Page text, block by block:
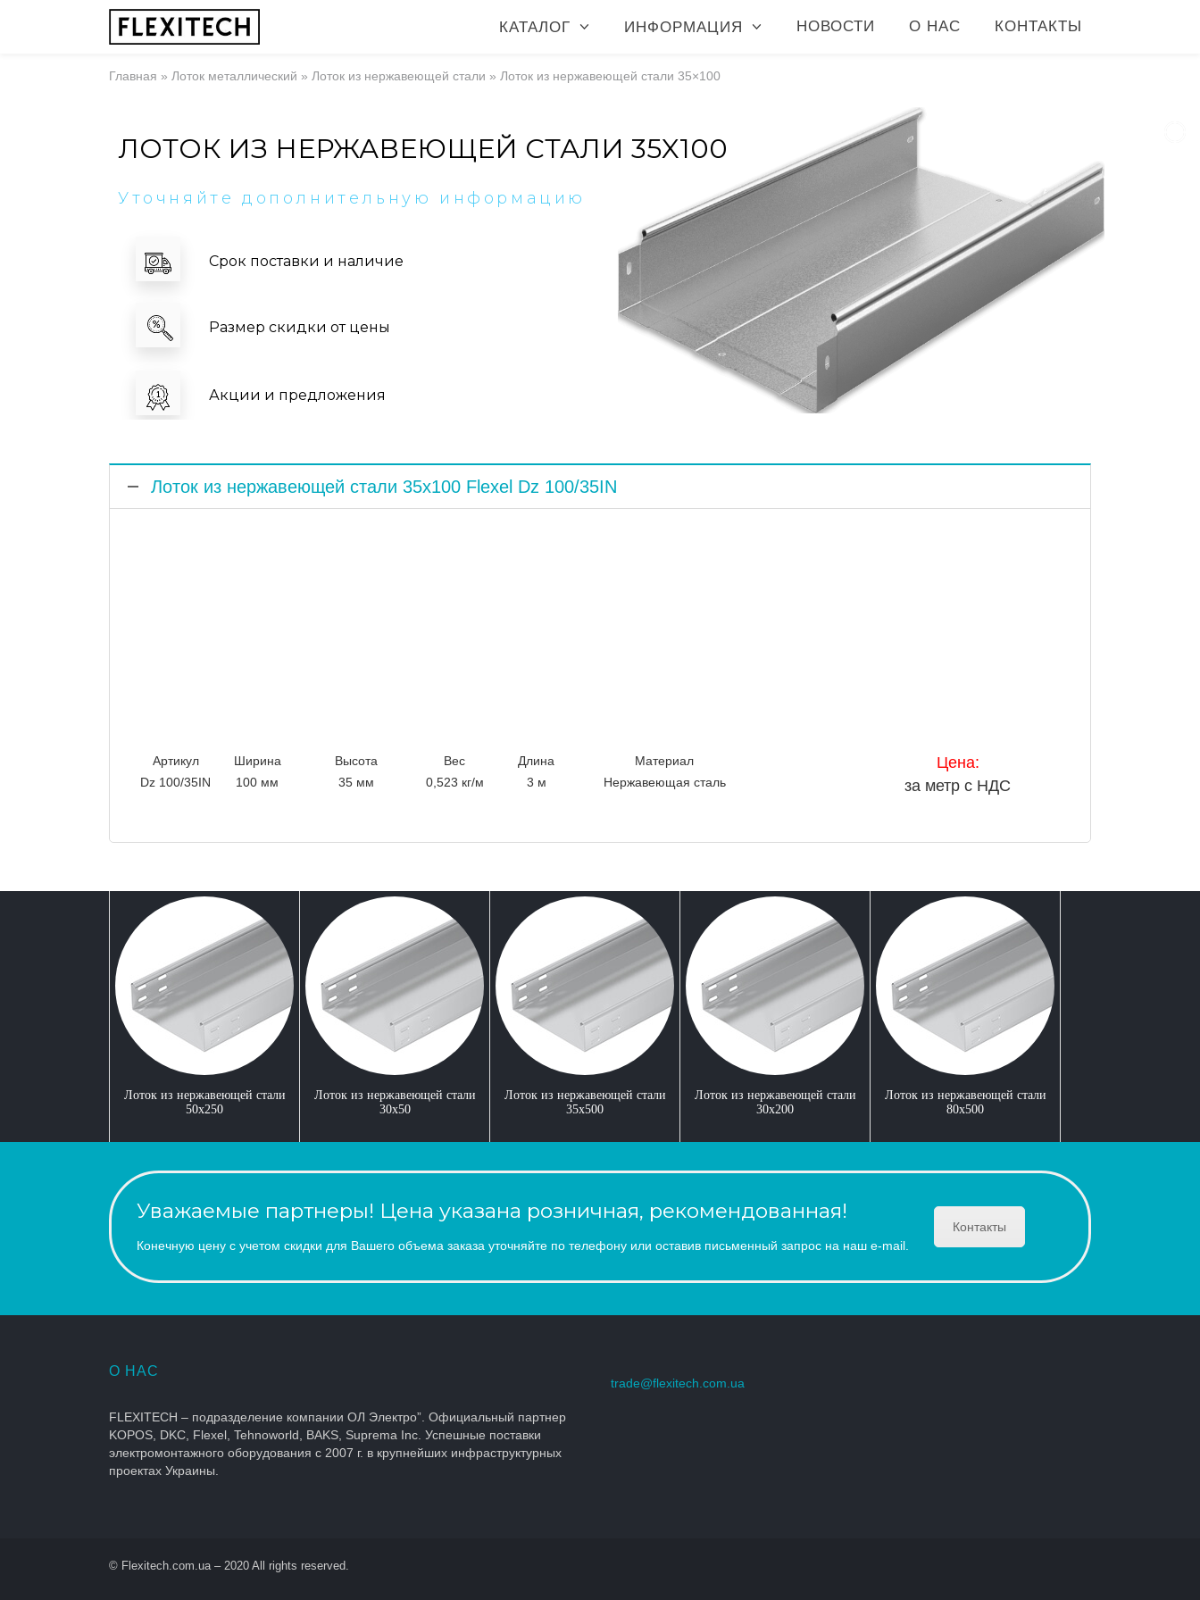
КАТАЛОГ ИНФОРМАЦИЯ НОВОСТИ О НАС КОНТАКТЫ
Главная » Лоток металлический » Лоток из нержавеющей стали » Лоток из нержавеющей стали 35×100
ЛОТОК ИЗ НЕРЖАВЕЮЩЕЙ СТАЛИ 35X100
Уточняйте дополнительную информацию
Срок поставки и наличие
Размер скидки от цены
Акции и предложения
Лоток из нержавеющей стали 35x100 Flexel Dz 100/35IN
Артикул Ширина Высота Вес Длина
Материал
Dz 100/35IN
100 мм 35 мм 0,523 кг/м 3 м Нержавеющая сталь
Цена:
за метр с НДС
Лоток из нержавеющей стали
50x250
Лоток из нержавеющей стали
30x50
Лоток из нержавеющей стали
35x500
Лоток из нержавеющей стали
30x200
Лоток из нержавеющей стали
80x500
Уважаемые партнеры! Цена указана розничная, рекомендованная!
Конечную цену с учетом скидки для Вашего объема заказа уточняйте по телефону или оставив письменный запрос на наш e-mail.
Контакты
О НАС
FLEXITECH – подразделение компании ОЛ Электро”. Официальный партнер
KOPOS, DKC, Flexel, Tehnoworld, BAKS, Suprema Inc. Успешные поставки
электромонтажного оборудования с 2007 г. в крупнейших инфраструктурных
проектах Украины.
trade@flexitech.com.ua
© Flexitech.com.ua – 2020 All rights reserved.